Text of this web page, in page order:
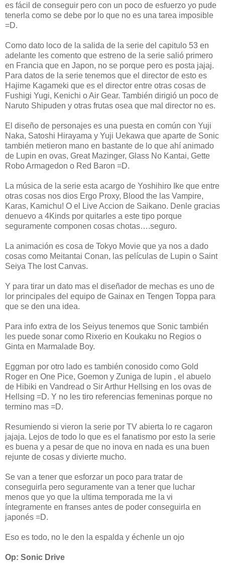
es fácil de conseguir pero con un poco de esfuerzo yo pude
tenerla como se debe por lo que no es una tarea imposible
=D.
Como dato loco de la salida de la serie del capitulo 53 en
adelante les comento que estreno de la serie salió primero
en Francia que en Japon, no se porque pero es posta jajaj.
Para datos de la serie tenemos que el director de esto es
Hajime Kagameki que es el director entre otras cosas de
Fushigi Yugi, Kenichi o Air Gear. También dirigió un poco de
Naruto Shipuden y otras frutas osea que mal director no es.
El diseño de personajes es una puesta en común con Yuji
Naka, Satoshi Hirayama y Yuji Uekawa que aparte de Sonic
también metieron mano en bastante de lo que ahí animado
de Lupin en ovas, Great Mazinger, Glass No Kantai, Gette
Robo Armagedon o Red Baron =D.
La música de la serie esta acargo de Yoshihiro Ike que entre
otras cosas nos dios Ergo Proxy, Blood the las Vampire,
Karas, Kamichu! O el Live Accion de Saikano. Denle gracias
denuevo a 4Kinds por quitarles a este tipo porque
seguramente componen cosas chotas….seguro.
La animación es cosa de Tokyo Movie que ya nos a dado
cosas como Meitantai Conan, las películas de Lupin o Saint
Seiya The lost Canvas.
Y para tirar un dato mas el diseñador de mechas es uno de
lor principales del equipo de Gainax en Tengen Toppa para
que se den una idea.
Para info extra de los Seiyus tenemos que Sonic también
les puede sonar como Rixerio en Koukaku no Regios o
Ginta en Marmalade Boy.
Eggman por otro lado es también conosido como Gold
Roger en One Pice, Goemon y Zuniga de lupin , el abuelo
de Hibiki en Vandread o Sir Arthur Hellsing en los ovas de
Hellsing =D. Y no les tiro referencias femeninas porque no
termino mas =D.
Resumiendo si vieron la serie por TV abierta lo re cagaron
jajaja. Lejos de todo lo que es el fanatismo por esto la serie
es buena y a pesar de que no inova en nada es una buen
rejunte de cosas y divierte mucho.
Se van a tener que esforzar un poco para tratar de
conseguirla pero seguramente van a tener que luchar
menos que yo que la ultima temporada me la vi
íntegramente en franses antes de poder conseguirla en
japonés =D.
Eso es todo, no le den la espalda y échenle un ojo
Op: Sonic Drive